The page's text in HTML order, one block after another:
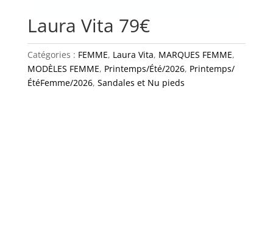
Laura Vita 79€
Catégories : FEMME, Laura Vita, MARQUES FEMME,
MODÈLES FEMME, Printemps/Été/2026, Printemps/
ÉtéFemme/2026, Sandales et Nu pieds